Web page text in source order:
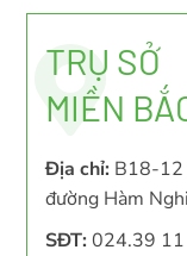
TRỤ SỞ
MIỀN
Địa chỉ: B18-12
đường Hàm
SĐT: 024.39